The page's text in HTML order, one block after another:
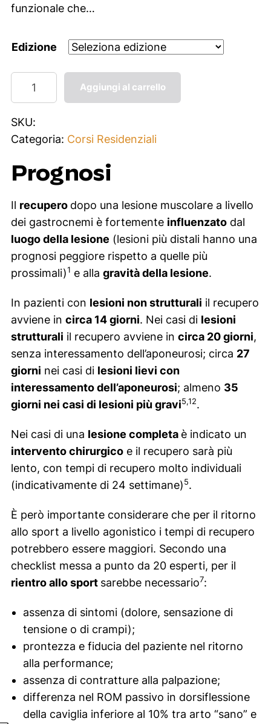
e
€
,
0
9
9
,
0
funzionale che…
Edizione
i
o
n
M
u
s
o
l
a
r
i
:
D
a
l
a
g
e
s
i
o
n
e
d
Aggiungi al carrello
SKU:
Categoria: Corsi Residenziali
Prognosi
Il recupero dopo una lesione muscolare a livello
dei gastrocnemi è fortemente influenzatodal
luogo della lesione (lesioni più distali hanno una
prognosi peggiore rispetto a quelle più
prossimali)1 e alla gravità della lesione.
In pazienti con lesioni non strutturali il recupero
avviene in circa 14 giorni. Nei casi di lesioni
strutturali il recupero avviene in circa 20 giorni,
senza interessamento dell’aponeurosi; circa 27
giorni nei casi di lesioni lievi con
interessamento dell’aponeurosi; almeno 35
giorni nei casi di lesioni più gravi5,12.
Nei casi di una lesione completa è indicato un
intervento chirurgicoe il recupero sarà più
lento, con tempi di recupero molto individuali
(indicativamente di 24 settimane)5.
È però importante considerare che per il ritorno
allo sport a livello agonistico i tempi di recupero
potrebbero essere maggiori. Secondo una
checklist messa a punto da 20 esperti, per il
rientro allo sport sarebbe necessario7:
assenza di sintomi (dolore, sensazione di
tensione o di crampi);
prontezza e fiducia del paziente nel ritorno
alla performance;
assenza di contratture alla palpazione;
differenza nel ROM passivo in dorsiflessione
della caviglia inferiore al 10% tra arto “sano” e